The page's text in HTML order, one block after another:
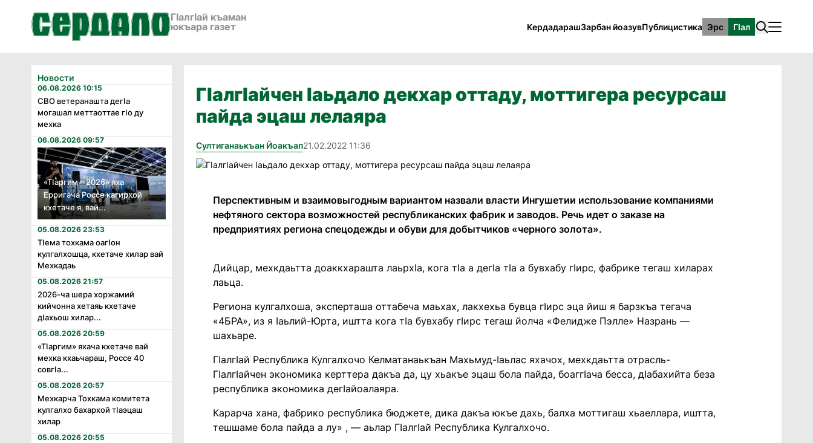
ГӀалгӀай къаман
юкъара газет
КердадарашЗарбан йоазувПублицистика Эрс ГӀал
Новости
06.08.2026 10:15
СВО ветеранашта дегӏа
могашал меттаоттае гӏо ду
мехка
06.08.2026 09:57
«Тӏаргим – 2026» яха
Ерригача Россе кагирхой
кхетаче я, вай...
05.08.2026 23:53
Тӏема тохкама оагӏон
кулгалхошца, кхетаче хилар вай
Мехкадаь
05.08.2026 21:57
2026-ча шера хоржамий
кийчонна хетаяь кхетаче
дӏахьош хилар...
05.08.2026 20:59
«Тӏаргим» яхача кхетаче вай
мехка кхаьчараш, Россе 40
совгӏа...
05.08.2026 20:57
Мехкарча Тохкама комитета
кулгалхо бахархой тӏаэцаш
хилар
05.08.2026 20:55
ГIалгIайчен Iаьдало декхар оттаду, моттигера ресурсаш
пайда эцаш лелаяра
Султиганаькъан Йоакъап21.02.2022 11:36
Перспективным и взаимовыгодным вариантом назвали власти Ингушетии использование компаниями
нефтяного сектора возможностей республиканских фабрик и заводов. Речь идет о заказе на
предприятиях региона спецодежды и обуви для добытчиков «черного золота».
Дийцар, мехкдаьтта доаккхарашта лаьрхIа, кога тIа а дегIа тIа а бувхабу гIирс, фабрике тегаш хиларах
лаьца.
Региона кулгалхоша, эксперташа оттабеча маьхах, лакхехьа бувца гIирс эца йиш я барзкъа тегача
«4БРА», из я Iаьлий-Юрта, иштта кога тIа бувхабу гIирс тегаш йолча «Фелидже Пэлле» Назрань —
шахьаре.
ГIалгIай Республика Кулгалхочо Келматанаькъан Махьмуд-Iаьлас яхачох, мехкдаьтта отрасль-
ГIалгIайчен экономика керттера дакъа да, цу хьакъе эцаш бола пайда, боаггIача бесса, дIабахийта беза
республика экономика дегIайоалаяра.
Карарча хана, фабрико республика бюджете, дика дакъа юкъе дахь, балха моттигаш хьаеллара, иштта,
тешшаме бола пайда а лу» , — аьлар ГIалгIай Республика Кулгалхочо.